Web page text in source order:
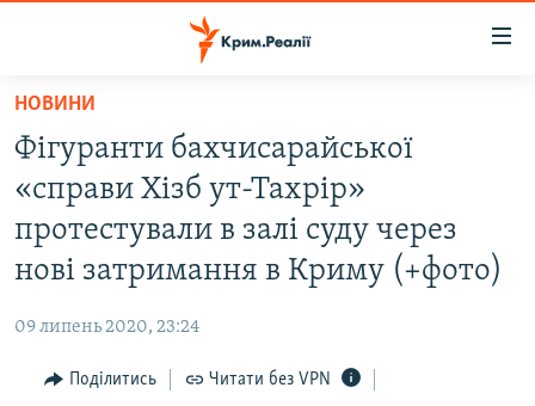
Перейти
основного
матеріалу
Перейти
до
основної
Перейти
пошуку
ВОДА.КРИМ
ВІДЕО ТА ФОТО
ПОЛІТИКА
ІНТЕРВ'Ю
НОВИНИ
Фігуранти бахчисарайської
«справи Хізб ут-Тахрір»
протестували в залі суду через
нові затримання в Криму (+фото)
09 липень 2020, 23:24
Поділитись Читати без VPN